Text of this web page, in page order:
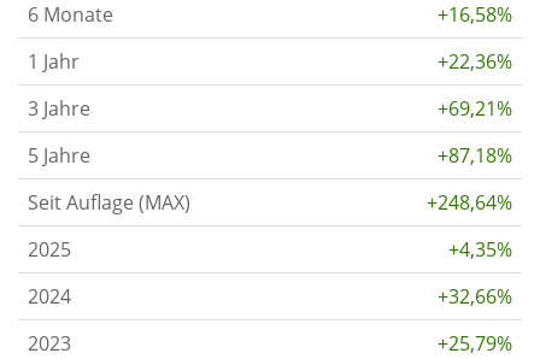
6 Monate
+16,58%
1 Jahr
+22,36%
3 Jahre
+69,21%
5 Jahre
+87,18%
Seit Auflage (MAX)
+248,64%
2025
+4,35%
2024
+32,66%
2023
+25,79%